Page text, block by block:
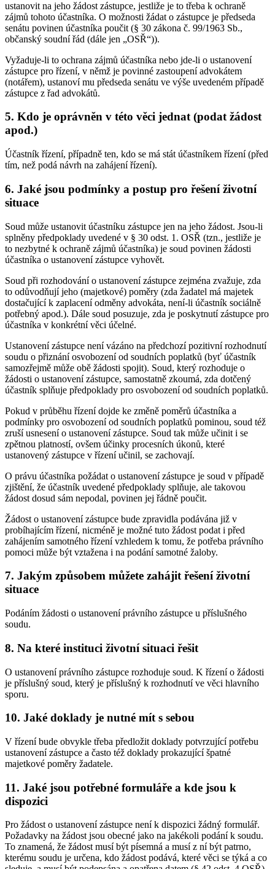
ustanovit na jeho žádost zástupce, jestliže je to třeba k ochraně
zájmů tohoto účastníka. O možnosti žádat o zástupce je předseda
senátu povinen účastníka poučit (§ 30 zákona č. 99/1963 Sb.,
občanský soudní řád (dále jen „OSŘ“)).
Vyžaduje-li to ochrana zájmů účastníka nebo jde-li o ustanovení
zástupce pro řízení, v němž je povinné zastoupení advokátem
(notářem), ustanoví mu předseda senátu ve výše uvedeném případě
zástupce z řad advokátů.
5. Kdo je oprávněn v této věci jednat (podat žádost
apod.)
Účastník řízení, případně ten, kdo se má stát účastníkem řízení (před
tím, než podá návrh na zahájení řízení).
6. Jaké jsou podmínky a postup pro řešení životní
situace
Soud může ustanovit účastníku zástupce jen na jeho žádost. Jsou-li
splněny předpoklady uvedené v § 30 odst. 1. OSŘ (tzn., jestliže je
to nezbytné k ochraně zájmů účastníka) je soud povinen žádosti
účastníka o ustanovení zástupce vyhovět.
Soud při rozhodování o ustanovení zástupce zejména zvažuje, zda
to odůvodňují jeho (majetkové) poměry (zda žadatel má majetek
dostačující k zaplacení odměny advokáta, není-li účastník sociálně
potřebný apod.). Dále soud posuzuje, zda je poskytnutí zástupce pro
účastníka v konkrétní věci účelné.
Ustanovení zástupce není vázáno na předchozí pozitivní rozhodnutí
soudu o přiznání osvobození od soudních poplatků (byť účastník
samozřejmě může obě žádosti spojit). Soud, který rozhoduje o
žádosti o ustanovení zástupce, samostatně zkoumá, zda dotčený
účastník splňuje předpoklady pro osvobození od soudních poplatků.
Pokud v průběhu řízení dojde ke změně poměrů účastníka a
podmínky pro osvobození od soudních poplatků pominou, soud též
zruší usnesení o ustanovení zástupce. Soud tak může učinit i se
zpětnou platností, ovšem účinky procesních úkonů, které
ustanovený zástupce v řízení učinil, se zachovají.
O právu účastníka požádat o ustanovení zástupce je soud v případě
zjištění, že účastník uvedené předpoklady splňuje, ale takovou
žádost dosud sám nepodal, povinen jej řádně poučit.
Žádost o ustanovení zástupce bude zpravidla podávána již v
probíhajícím řízení, nicméně je možné tuto žádost podat i před
zahájením samotného řízení vzhledem k tomu, že potřeba právního
pomoci může být vztažena i na podání samotné žaloby.
7. Jakým způsobem můžete zahájit řešení životní
situace
Podáním žádosti o ustanovení právního zástupce u příslušného
soudu.
8. Na které instituci životní situaci řešit
O ustanovení právního zástupce rozhoduje soud. K řízení o žádosti
je příslušný soud, který je příslušný k rozhodnutí ve věci hlavního
sporu.
10. Jaké doklady je nutné mít s sebou
V řízení bude obvykle třeba předložit doklady potvrzující potřebu
ustanovení zástupce a často též doklady prokazující špatné
majetkové poměry žadatele.
11. Jaké jsou potřebné formuláře a kde jsou k
dispozici
Pro žádost o ustanovení zástupce není k dispozici žádný formulář.
Požadavky na žádost jsou obecné jako na jakékoli podání k soudu.
To znamená, že žádost musí být písemná a musí z ní být patrno,
kterému soudu je určena, kdo žádost podává, které věci se týká a co